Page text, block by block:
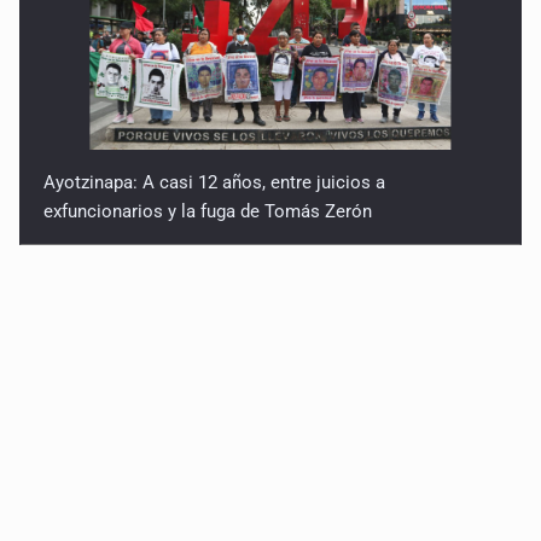
Ayotzinapa: A casi 12 años, entre juicios a
exfuncionarios y la fuga de Tomás Zerón